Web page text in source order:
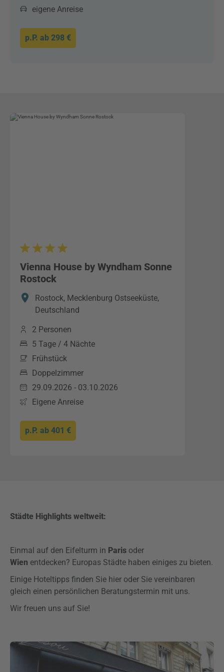
eigene Anreise
p.P. ab 298 €
Vienna House by Wyndham Sonne
Rostock
Rostock, Mecklenburg Ostseeküste,
Deutschland
2 Personen
5 Tage / 4 Nächte
Frühstück
Doppelzimmer
29.09.2026 - 03.10.2026
Eigene Anreise
p.P. ab 401 €
Städte Highlights weltweit:
Einmal auf den Eifelturm in Paris oder
Wien entdecken? Europas Städte haben einiges zu bieten.
Einige Hoteltipps finden Sie hier oder Sie vereinbaren
gleich einen persönlichen Beratungstermin mit uns.
Wir freuen uns auf Sie!